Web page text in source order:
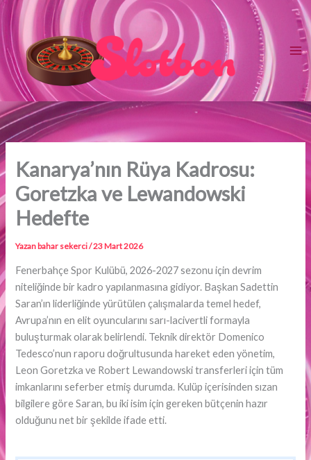
İçeriğe
atla
Kanarya’nın Rüya Kadrosu:
Goretzka ve Lewandowski
Hedefte
Yazan bahar sekerci/23 Mart 2026
Fenerbahçe Spor Kulübü, 2026-2027 sezonu için devrim
niteliğinde bir kadro yapılanmasına gidiyor. Başkan Sadettin
Saran’ın liderliğinde yürütülen çalışmalarda temel hedef,
Avrupa’nın en elit oyuncularını sarı-lacivertli formayla
buluşturmak olarak belirlendi. Teknik direktör Domenico
Tedesco’nun raporu doğrultusunda hareket eden yönetim,
Leon Goretzka ve Robert Lewandowski transferleri için tüm
imkanlarını seferber etmiş durumda. Kulüp içerisinden sızan
bilgilere göre Saran, bu iki isim için gereken bütçenin hazır
olduğunu net bir şekilde ifade etti.